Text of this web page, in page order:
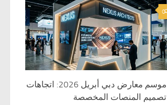
0
موسم معارض دبي أبريل 2026: اتجاهات
تصميم المنصات المخصصة